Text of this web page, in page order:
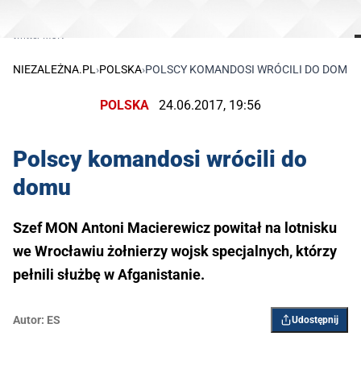
NIEZALEŻNA.PL ›POLSKA›POLSCY KOMANDOSI WRÓCILI DO DOMU
POLSKA 24.06.2017, 19:56
Polscy komandosi wrócili do
domu
Szef MON Antoni Macierewicz powitał na lotnisku
we Wrocławiu żołnierzy wojsk specjalnych, którzy
pełnili służbę w Afganistanie.
Autor: ES Udostępnij